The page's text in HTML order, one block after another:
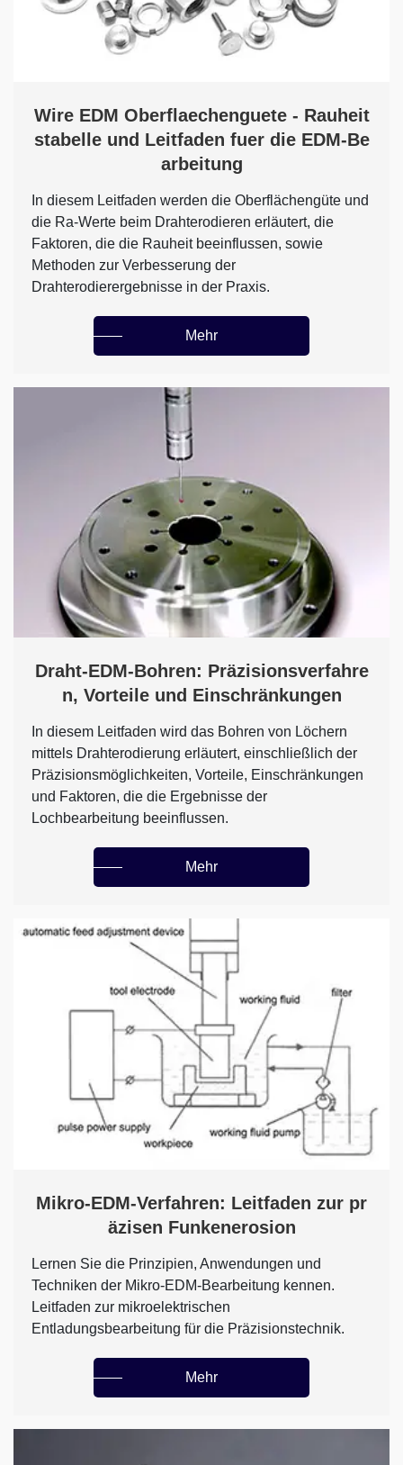
Wire EDM Oberflaechenguete - Rauheit
stabelle und Leitfaden fuer die EDM-Be
arbeitung
In diesem Leitfaden werden die Oberflächengüte und
die Ra-Werte beim Drahterodieren erläutert, die
Faktoren, die die Rauheit beeinflussen, sowie
Methoden zur Verbesserung der
Drahterodierergebnisse in der Praxis.
Mehr
Draht-EDM-Bohren: Präzisionsverfahre
n, Vorteile und Einschränkungen
In diesem Leitfaden wird das Bohren von Löchern
mittels Drahterodierung erläutert, einschließlich der
Präzisionsmöglichkeiten, Vorteile, Einschränkungen
und Faktoren, die die Ergebnisse der
Lochbearbeitung beeinflussen.
Mehr
Mikro-EDM-Verfahren: Leitfaden zur pr
äzisen Funkenerosion
Lernen Sie die Prinzipien, Anwendungen und
Techniken der Mikro-EDM-Bearbeitung kennen.
Leitfaden zur mikroelektrischen
Entladungsbearbeitung für die Präzisionstechnik.
Mehr